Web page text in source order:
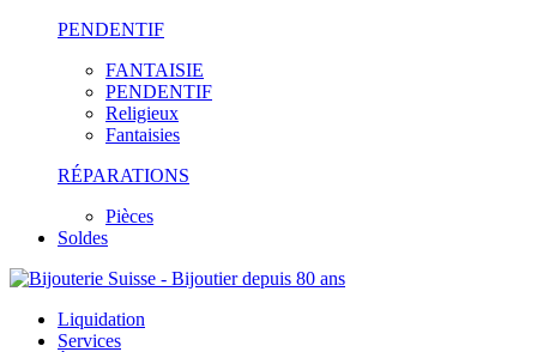
PENDENTIF
FANTAISIE
PENDENTIF
Religieux
Fantaisies
RÉPARATIONS
Pièces
Soldes
Liquidation
Services